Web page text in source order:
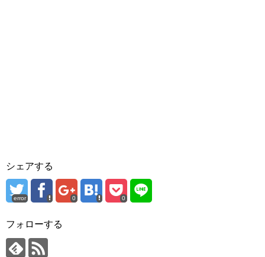
シェアする
error 0 0
フォローする